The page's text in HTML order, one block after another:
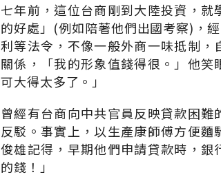
七年前，這位台商剛到大陸投資，
的好處」(例如陪著他們出國考察)，
利等法令，不像一般外商一味抵制
關係，「我的形象值錢得很。」他笑
可大得太多了。」
曾經有台商向中共官員反映貸款困
反駁。事實上，以生產康師傅方便
俊雄記得，早期他們申請貸款時，
的錢！」